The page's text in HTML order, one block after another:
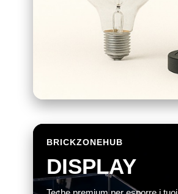
BRICKZONEHUB
DISPLAY